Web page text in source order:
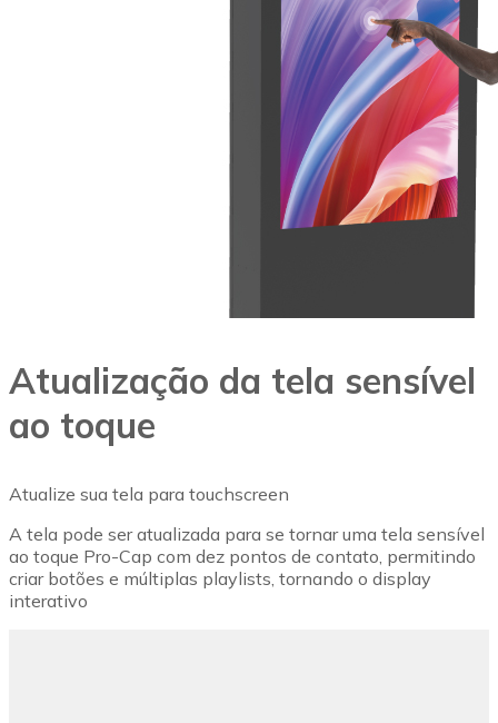
Atualização da tela sensível
ao toque
Atualize sua tela para touchscreen
A tela pode ser atualizada para se tornar uma tela sensível
ao toque Pro-Cap com dez pontos de contato, permitindo
criar botões e múltiplas playlists, tornando o display
interativo